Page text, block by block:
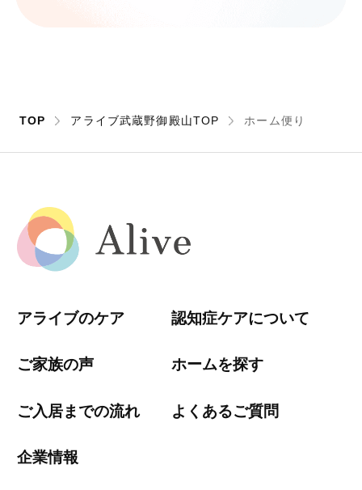
TOP アライブ武蔵野御殿山TOP ホーム便り
アライブのケア 認知症ケアについて
ご家族の声 ホームを探す
ご入居までの流れ よくあるご質問
企業情報